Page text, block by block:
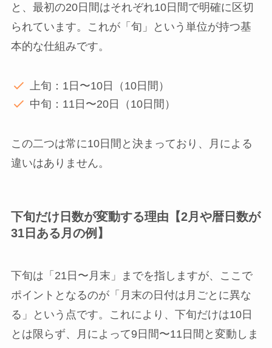
と、最初の20日間はそれぞれ10日間で明確に区切
られています。これが「旬」という単位が持つ基
本的な仕組みです。
上旬：1日〜10日（10日間）
中旬：11日〜20日（10日間）
この二つは常に10日間と決まっており、月による
違いはありません。
下旬だけ日数が変動する理由【2月や暦日数が
31日ある月の例】
下旬は「21日〜月末」までを指しますが、ここで
ポイントとなるのが「月末の日付は月ごとに異な
る」という点です。これにより、下旬だけは10日
とは限らず、月によって9日間〜11日間と変動しま